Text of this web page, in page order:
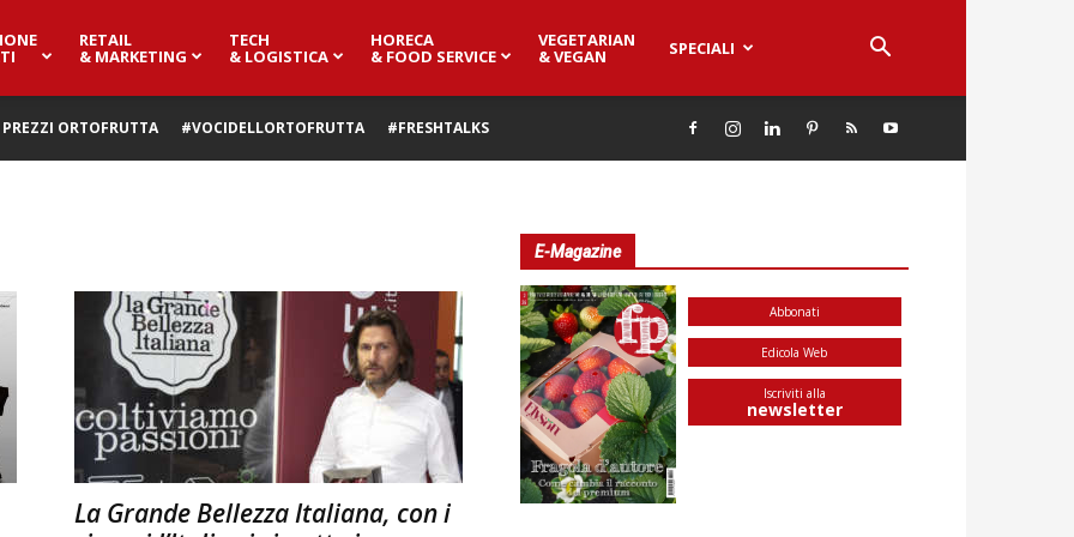
RETAIL
& MARKETING
TECH
& LOGISTICA
HORECA
& FOOD SERVICE
VEGETARIAN
& VEGAN SPECIALI
PREZZI ORTOFRUTTA #VOCIDELLORTOFRUTTA #FRESHTALKS
La Grande Bellezza Italiana, con i
E-Magazine
Abbonati
Edicola Web
Iscriviti alla
newsletter